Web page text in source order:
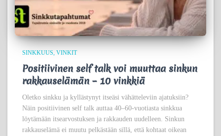
SINKKUUS VINKIT
Positiivinen self talk voi muuttaa sinkun
rakkauselämän – 10 vinkkiä
Oletko sinkku ja kyllästynyt itseäsi vähätteleviin ajatuksiin?
Näin positiivinen self talk auttaa 40–60-vuotiasta sinkkua
löytämään itsearvostuksen ja rakkauden uudelleen. Sinkun
rakkauselämä ei muutu pelkästään sillä, että kohtaat oikean